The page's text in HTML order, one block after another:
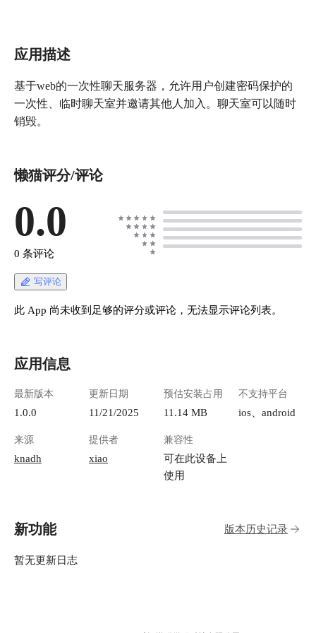
应用描述
基于web的一次性聊天服务器，允许用户创建密码保护的
一次性、临时聊天室并邀请其他人加入。聊天室可以随时
销毁。
懒猫评分/评论
0.0
0 条评论
写评论
此 App 尚未收到足够的评分或评论，无法显示评论列表。
应用信息
最新版本
1.0.0
更新日期
11/21/2025
预估安装占用
11.14 MB
不支持平台
ios、android
来源
knadh
提供者
xiao
兼容性
可在此设备上
使用
新功能 版本历史记录
暂无更新日志